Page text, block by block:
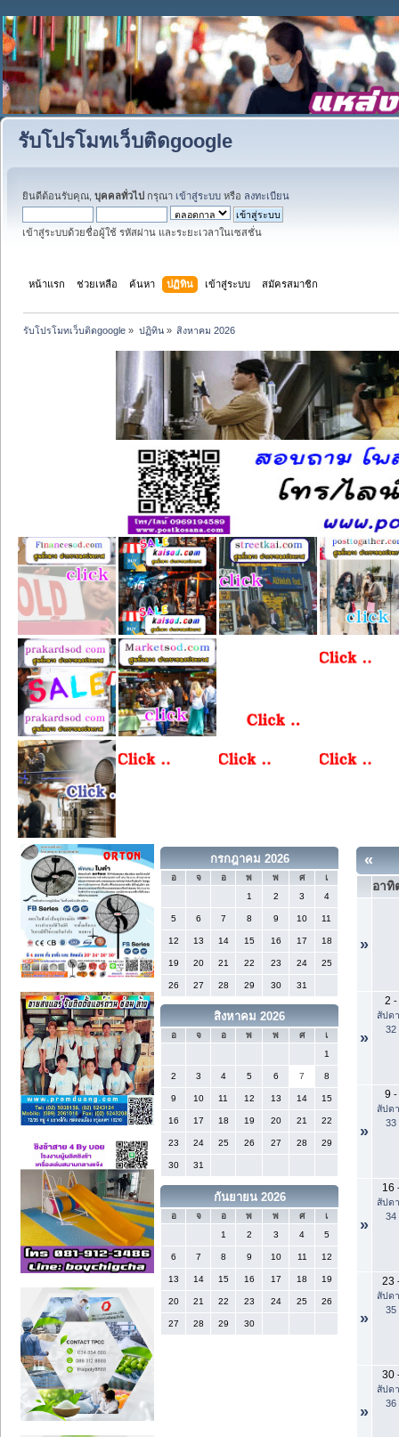
รับโปรโมทเว็บติดgoogle
ยินดีต้อนรับคุณ, บุคคลทั่วไป กรุณา เข้าสู่ระบบ หรือ ลงทะเบียน
เข้าสู่ระบบด้วยชื่อผู้ใช้ รหัสผ่าน และระยะเวลาในเซสชั่น
หน้าแรก ช่วยเหลือ ค้นหา ปฏิทิน เข้าสู่ระบบ สมัครสมาชิก
รับโปรโมทเว็บติดgoogle » ปฏิทิน» สิงหาคม 2026
กรกฎาคม 2026
อ จ อ พ พ ศ
เ
1
2 3 4
5 6 7 8 9 10 11
12 13 14 15 16 17 18
19 20 21 22 23 24 25
26 27 28 29 30 31
สิงหาคม 2026
อ จ อ พ พ ศ
เ
1
2 3 4 5 6 7 8
9 10 11 12 13 14 15
16 17 18 19 20 21 22
23 24 25 26 27 28 29
30 31
กันยายน 2026
อ จ อ พ พ ศ
เ
1
2 3 4 5
6 7 8 9 10 11 12
13 14 15 16 17 18 19
20 21 22 23 24 25 26
27 28 29 30
«
อาทิ
»
»
2 -
สัปด
32
»
9 -
สัปด
33
»
16
สัปด
34
»
23
สัปด
35
»
30
สัปด
36